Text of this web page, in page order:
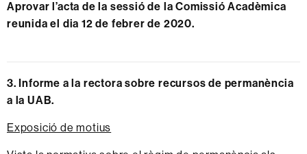
Aprovar l’acta de la sessió de la Comissió Acadèmica
reunida el dia 12 de febrer de 2020.
3. Informe a la rectora sobre recursos de permanència
a la UAB.
Exposició de motius